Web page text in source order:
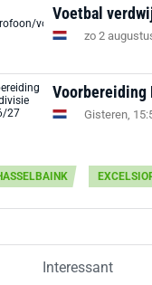
Voetbal
zo 2
Voorbereiding
Gisteren,
Interessant